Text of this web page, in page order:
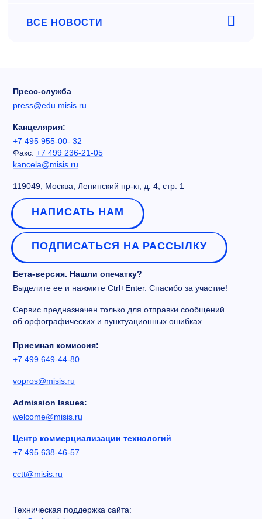
ВСЕ НОВОСТИ
Пресс-служба
press@edu.misis.ru
Канцелярия:
+7 495 955-00- 32
Факс: +7 499 236-21-05
kancela@misis.ru
119049, Москва, Ленинский пр-кт, д. 4, стр. 1
НАПИСАТЬ НАМ
ПОДПИСАТЬСЯ НА РАССЫЛКУ
Бета-версия. Нашли опечатку?
Выделите ее и нажмите Ctrl+Enter. Спасибо за участие!
Сервис предназначен только для отправки сообщений
об орфографических и пунктуационных ошибках.
Приемная комиссия:
+7 499 649-44-80
vopros@misis.ru
Admission Issues:
welcome@misis.ru
Центр коммерциализации технологий
+7 495 638-46-57
cctt@misis.ru
Техническая поддержка сайта: